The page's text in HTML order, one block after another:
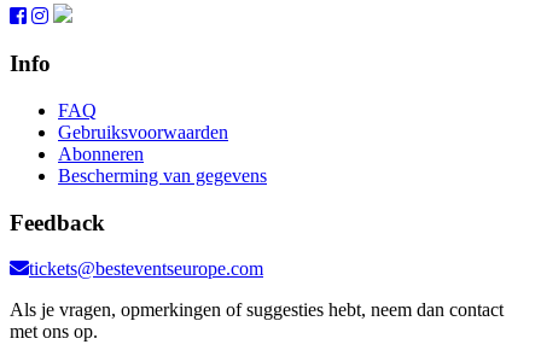
Info
FAQ
Gebruiksvoorwaarden
Abonneren
Bescherming van gegevens
Feedback
tickets@besteventseurope.com
Als je vragen, opmerkingen of suggesties hebt, neem dan contact
met ons op.